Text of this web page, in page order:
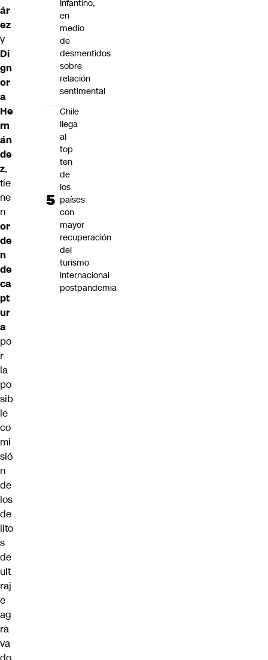
ár
ez
y
Di
gn
or
a
He
rn
án
de
z,
tie
ne
n
or
de
n
de
ca
pt
ur
a
po
r
la
po
sib
le
co
mi
sió
n
de
los
de
lito
s
de
ult
raj
e
ag
ra
va
Infantino,
en
medio
de
desmentidos
sobre
relación
sentimental
Chile
llega
al
top
ten
de
los
países
con
mayor
recuperación
del
turismo
internacional
postpandemia